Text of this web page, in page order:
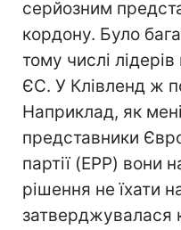
серйозним
кордону. Було
тому числі лідерів
ЄС. У Клівленд ж
Наприклад, як
представники
партії (EPP) вони
рішення не їхати
затверджувалася